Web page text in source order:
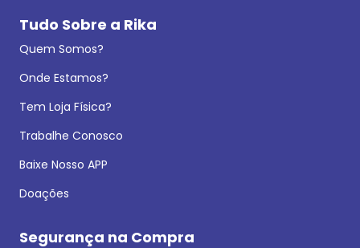
Tudo Sobre a Rika
Quem Somos?
Onde Estamos?
Tem Loja Física?
Trabalhe Conosco
Baixe Nosso APP
Doações
Segurança na Compra